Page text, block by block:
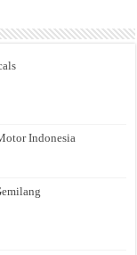
Indonesia